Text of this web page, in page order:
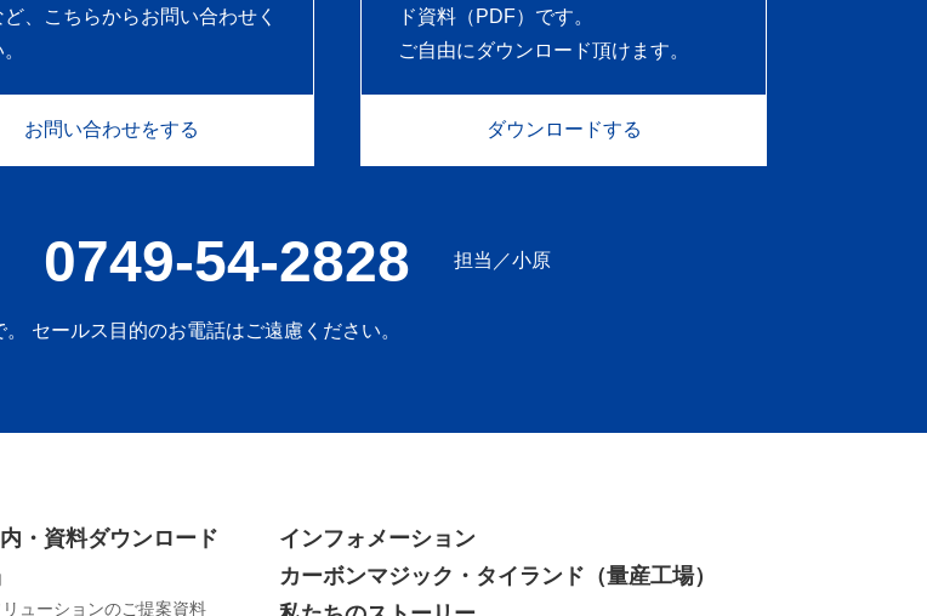
、こちらからお問い合わせく
お問い合わせをする
ド資料（PDF）です。
ご自由にダウンロード頂けます。
ダウンロードする
0749-54-2828 担当／小原
セールス目的のお電話はご遠慮ください。
・資料ダウンロード
ューションのご提案資料
インフォメーション
カーボンマジック・タイランド（量産工場）